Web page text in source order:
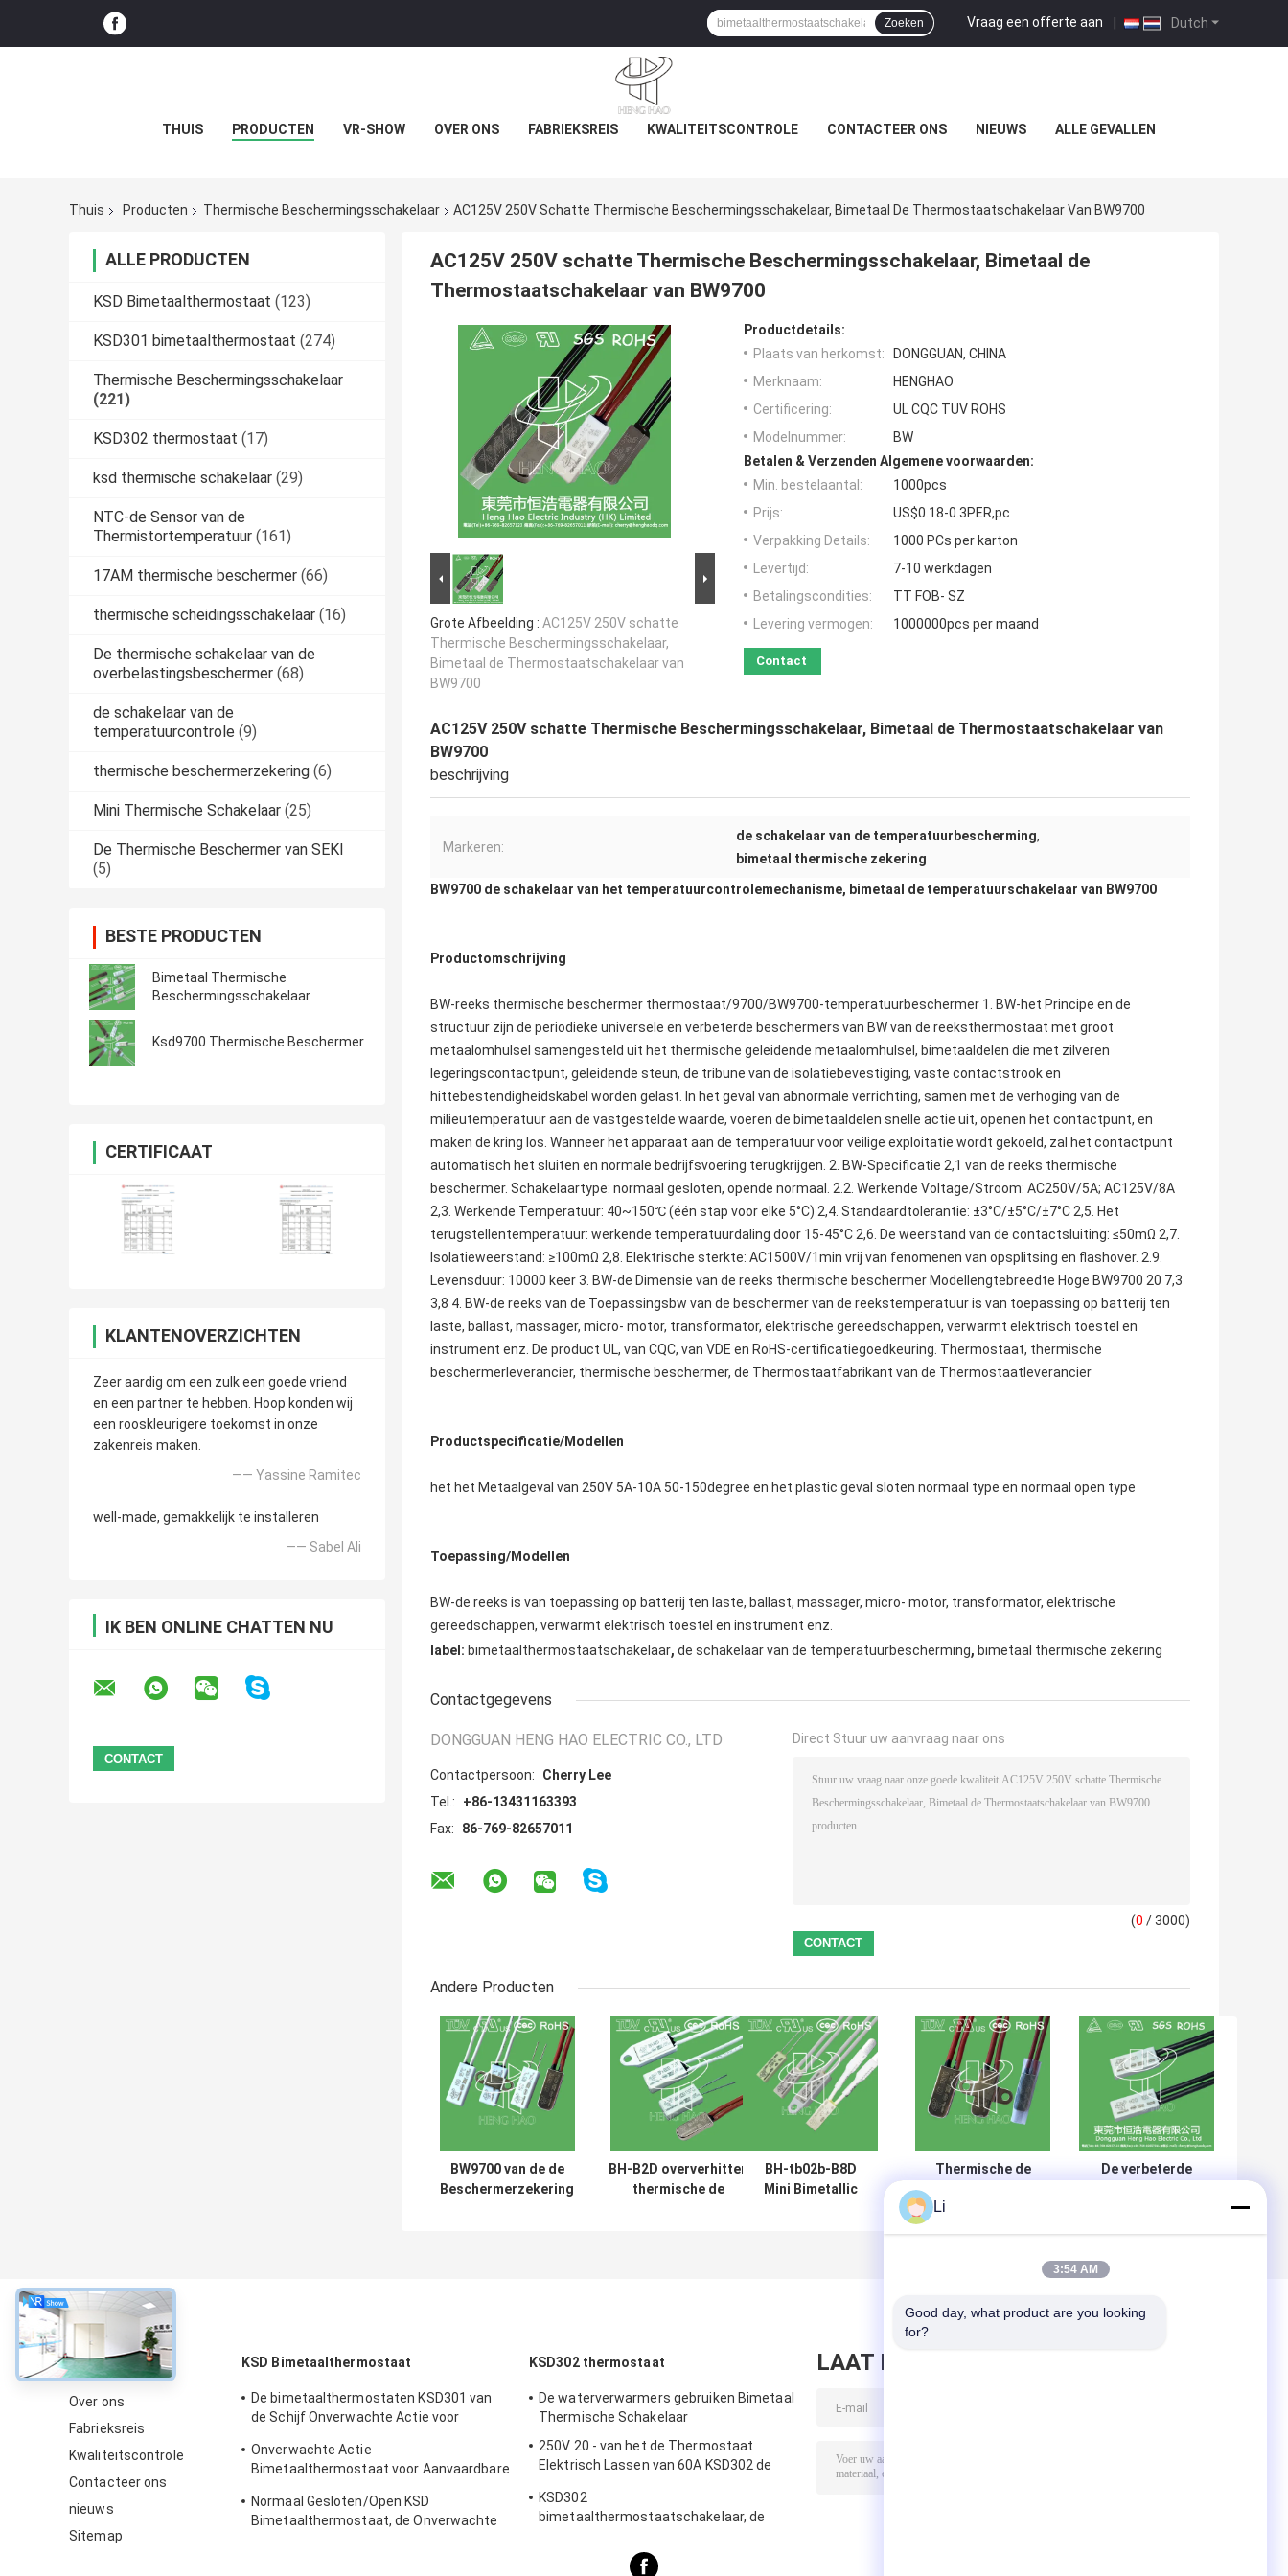
Dutch
Vraag een offerte aan |
Zoeken
THUIS PRODUCTEN VR-SHOW OVER ONS FABRIEKSREIS KWALITEITSCONTROLE CONTACTEER ONS NIEUWS ALLE GEVALLEN
Thuis Producten Thermische Beschermingsschakelaar AC125V 250V Schatte Thermische Beschermingsschakelaar, Bimetaal De Thermostaatschakelaar Van BW9700
ALLE PRODUCTEN
KSD Bimetaalthermostaat (123)
KSD301 bimetaalthermostaat (274)
Thermische Beschermingsschakelaar
(221)
KSD302 thermostaat (17)
ksd thermische schakelaar (29)
NTC-de Sensor van de
Thermistortemperatuur (161)
17AM thermische beschermer (66)
thermische scheidingsschakelaar (16)
De thermische schakelaar van de
overbelastingsbeschermer (68)
de schakelaar van de
temperatuurcontrole (9)
thermische beschermerzekering (6)
Mini Thermische Schakelaar (25)
De Thermische Beschermer van SEKI
(5)
BESTE PRODUCTEN
Bimetaal Thermische
Beschermingsschakelaar
Ksd9700 Thermische Beschermer
CERTIFICAAT
KLANTENOVERZICHTEN
Zeer aardig om een zulk een goede vriend
en een partner te hebben. Hoop konden wij
een rooskleurigere toekomst in onze
zakenreis maken.
—— Yassine Ramitec
well-made, gemakkelijk te installeren
—— Sabel Ali
IK BEN ONLINE CHATTEN NU
AC125V 250V schatte Thermische Beschermingsschakelaar, Bimetaal de
Thermostaatschakelaar van BW9700
Grote Afbeelding : AC125V 250V schatte
Thermische Beschermingsschakelaar,
Bimetaal de Thermostaatschakelaar van
BW9700
Productdetails:
Plaats van herkomst:
DONGGUAN, CHINA
Merknaam:
HENGHAO
Certificering:
UL CQC TUV ROHS
Modelnummer:
BW
Betalen & Verzenden Algemene voorwaarden:
Min. bestelaantal:
1000pcs
Prijs:
US$0.18-0.3PER,pc
Verpakking Details:
1000 PCs per karton
Levertijd:
7-10 werkdagen
Betalingscondities:
TT FOB- SZ
Levering vermogen:
1000000pcs per maand
Contact
AC125V 250V schatte Thermische Beschermingsschakelaar, Bimetaal de Thermostaatschakelaar van
BW9700
beschrijving
Markeren:
de schakelaar van de temperatuurbescherming,
bimetaal thermische zekering
BW9700 de schakelaar van het temperatuurcontrolemechanisme, bimetaal de temperatuurschakelaar van BW9700
Productomschrijving
BW-reeks thermische beschermer thermostaat/9700/BW9700-temperatuurbeschermer 1. BW-het Principe en de
structuur zijn de periodieke universele en verbeterde beschermers van BW van de reeksthermostaat met groot
metaalomhulsel samengesteld uit het thermische geleidende metaalomhulsel, bimetaaldelen die met zilveren
legeringscontactpunt, geleidende steun, de tribune van de isolatiebevestiging, vaste contactstrook en
hittebestendigheidskabel worden gelast. In het geval van abnormale verrichting, samen met de verhoging van de
milieutemperatuur aan de vastgestelde waarde, voeren de bimetaaldelen snelle actie uit, openen het contactpunt, en
maken de kring los. Wanneer het apparaat aan de temperatuur voor veilige exploitatie wordt gekoeld, zal het contactpunt
automatisch het sluiten en normale bedrijfsvoering terugkrijgen. 2. BW-Specificatie 2,1 van de reeks thermische
beschermer. Schakelaartype: normaal gesloten, opende normaal. 2.2. Werkende Voltage/Stroom: AC250V/5A; AC125V/8A
2,3. Werkende Temperatuur: 40~150℃ (één stap voor elke 5°C) 2,4. Standaardtolerantie: ±3°C/±5°C/±7°C 2,5. Het
terugstellentemperatuur: werkende temperatuurdaling door 15-45°C 2,6. De weerstand van de contactsluiting: ≤50mΩ 2,7.
Isolatieweerstand: ≥100mΩ 2,8. Elektrische sterkte: AC1500V/1min vrij van fenomenen van opsplitsing en flashover. 2.9.
Levensduur: 10000 keer 3. BW-de Dimensie van de reeks thermische beschermer Modellengtebreedte Hoge BW9700 20 7,3
3,8 4. BW-de reeks van de Toepassingsbw van de beschermer van de reekstemperatuur is van toepassing op batterij ten
laste, ballast, massager, micro- motor, transformator, elektrische gereedschappen, verwarmt elektrisch toestel en
instrument enz. De product UL, van CQC, van VDE en RoHS-certificatiegoedkeuring. Thermostaat, thermische
beschermerleverancier, thermische beschermer, de Thermostaatfabrikant van de Thermostaatleverancier
Productspecificatie/Modellen
het het Metaalgeval van 250V 5A-10A 50-150degree en het plastic geval sloten normaal type en normaal open type
Toepassing/Modellen
BW-de reeks is van toepassing op batterij ten laste, ballast, massager, micro- motor, transformator, elektrische
gereedschappen, verwarmt elektrisch toestel en instrument enz.
label: bimetaalthermostaatschakelaar, de schakelaar van de temperatuurbescherming, bimetaal thermische zekering
Contactgegevens
DONGGUAN HENG HAO ELECTRIC CO., LTD
Contactpersoon:
Cherry Lee
Tel.:
+86-13431163393
Fax:
86-769-82657011
Direct Stuur uw aanvraag naar ons
(0 / 3000)
Andere Producten
BW9700 van de de
Beschermerzekering
16A 30-150C
BH-B2D oververhitten
thermische de
BH-tb02b-B8D
Mini Bimetallic
Thermische de
Beschermerschakelaar
BW-A1D van 250V 16A
20A met Metaalgeval
De verbeterde
Over
Over ons
Fabrieksreis
Kwaliteitscontrole
Contacteer ons
nieuws
Sitemap
KSD Bimetaalthermostaat
De bimetaalthermostaten KSD301 van
de Schijf Onverwachte Actie voor
Onverwachte Actie
Bimetaalthermostaat voor Aanvaardbare
Normaal Gesloten/Open KSD
Bimetaalthermostaat, de Onverwachte
KSD302 thermostaat
De waterverwarmers gebruiken Bimetaal
Thermische Schakelaar
250V 20 - van het de Thermostaat
Elektrisch Lassen van 60A KSD302 de
KSD302
bimetaalthermostaatschakelaar, de
Grote Huidige Temperatuur
LAAT BERICHT ACHTER
Li
3:54 AM
Good day, what product are you looking
for?